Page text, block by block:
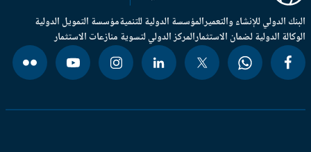
الدولي للإنشاء والتعميرالمؤسسة الدولية للتنميةمؤسسة التمويل الدولية
الدولية لضمان الاستثمارالمركز الدولي لتسوية منازعات الاستثمار